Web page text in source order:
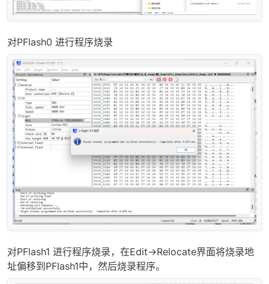
对PFlash0 进行程序烧录
对PFlash1 进行程序烧录，在Edit->Relocate界面将烧录地
址偏移到PFlash1中，然后烧录程序。